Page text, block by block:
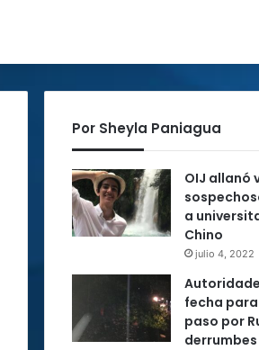
Por Sheyla Paniagua
OIJ allanó
a
Chino
julio 4, 2022
fecha
paso por
derrumbes